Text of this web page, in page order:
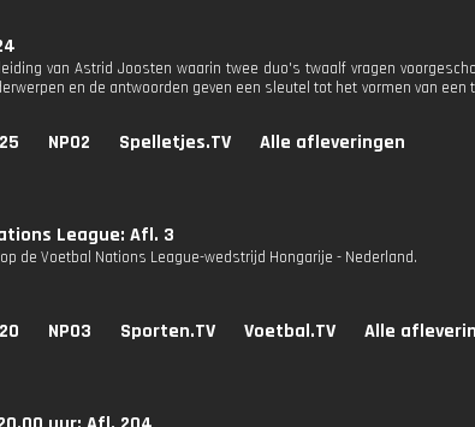
van Astrid Joosten waarin twee duo's twaalf vragen
en de antwoorden geven een sleutel tot het vormen van
NPO2 Spelletjes.TV Alle afleveringen
League: Afl. 3
de Voetbal Nations League-wedstrijd Hongarije - Nederland.
NPO3 Sporten.TV Voetbal.TV Alle